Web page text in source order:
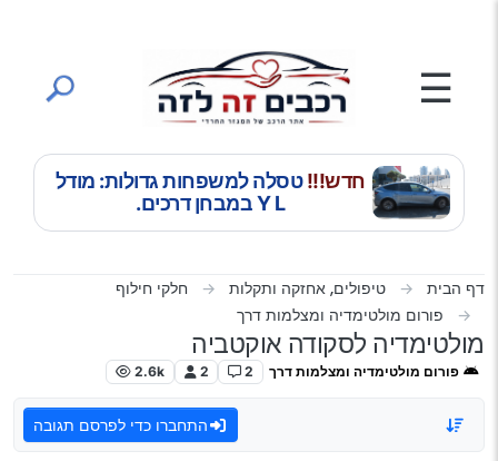
☰
חדש!!!טסלה למשפחות גדולות: מודל
Y L במבחן דרכים.
דף הבית טיפולים, אחזקה ותקלות
חלקי חילוף
פורום מולטימדיה ומצלמות דרך
מולטימדיה לסקודה אוקטביה
פורום מולטימדיה ומצלמות דרך 2
2
2.6k
התחברו כדי לפרסם תגובה